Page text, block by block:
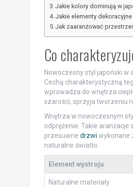
Jakie kolory dominują w
Jakie elementy
Jak zaaranżować
Co
Nowoczesny styl japoński w
Cechą charakterystyczną
wprowadza do wnętrza
szarości, sprzyja tworzeniu
Wnętrza w nowoczesnym
odprężenie. Takie
przesuwne drzwi wykonane
naturalne światło.
Element wystroju
Naturalne materiały